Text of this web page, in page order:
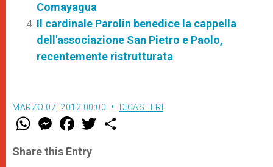
Comayagua
Il cardinale Parolin benedice la cappella
dell'associazione San Pietro e Paolo,
recentemente ristrutturata
MARZO 07, 2012 00:00 DICASTERI
W
t
s
M
e
s
e
F
a
e
b
w
Share this Entry